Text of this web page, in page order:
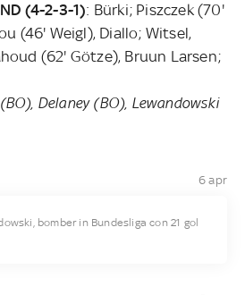
(4-2-3-1): Bürki; Piszczek (70'
(46' Weigl), Diallo; Witsel,
(62' Götze), Bruun Larsen;
Delaney (BO), Lewandowski
6 apr
bomber in Bundesliga con 21 gol